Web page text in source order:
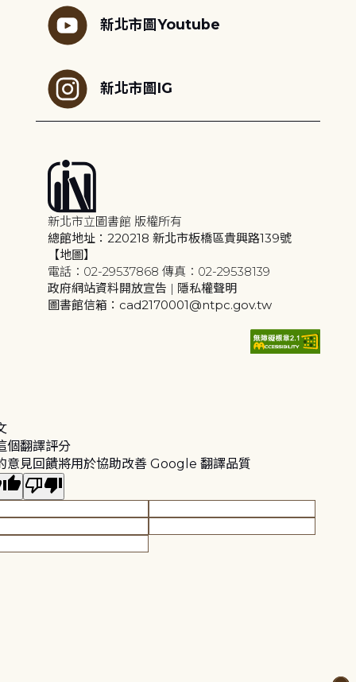
新北市圖Youtube
新北市圖IG
新北市立圖書館 版權所有
總館地址：220218 新北市板橋區貴興路139號
【地圖】
電話：02-29537868 傳真：02-29538139
政府網站資料開放宣告 | 隱私權聲明
圖書館信箱：cad2170001@ntpc.gov.tw
個翻譯評分
意見回饋將用於協助改善 Google 翻譯品質